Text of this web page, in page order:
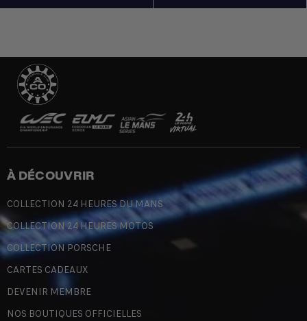
À DÉCOUVRIR
COLLECTION 24 HEURES DU MANS
COLLECTION 24 HEURES MOTOS
COLLECTION PORSCHE
CARTES CADEAUX
DEVENIR MEMBRE
NOS BOUTIQUES OFFICIELLES